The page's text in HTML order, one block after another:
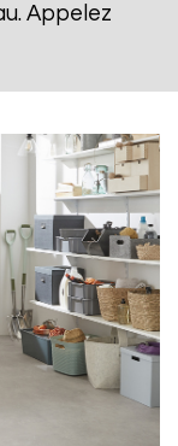
Appelez